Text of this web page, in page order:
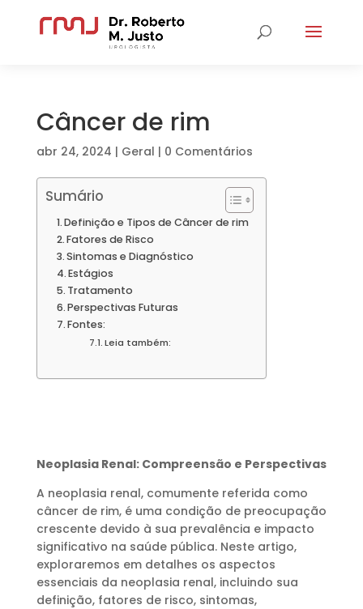
Câncer de rim
abr 24, 2024 | Geral | 0 Comentários
Sumário
Definição e Tipos de Câncer de rim
Fatores de Risco
Sintomas e Diagnóstico
Estágios
Tratamento
Perspectivas Futuras
Fontes:
Leia também:
Neoplasia Renal: Compreensão e Perspectivas
A neoplasia renal, comumente referida como
câncer de rim, é uma condição de preocupação
crescente devido à sua prevalência e impacto
significativo na saúde pública. Neste artigo,
exploraremos em detalhes os aspectos
essenciais da neoplasia renal, incluindo sua
definição, fatores de risco, sintomas,